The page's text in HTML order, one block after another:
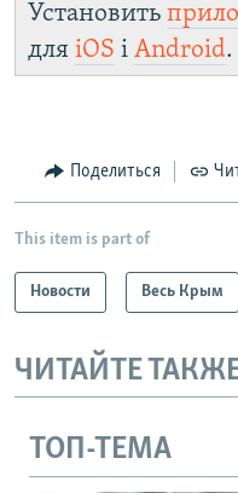
Установить
для iOS і Android.
Поделиться
This item is part of
Новости Весь Крым
ЧИТАЙТЕ
ТОП-ТЕМА